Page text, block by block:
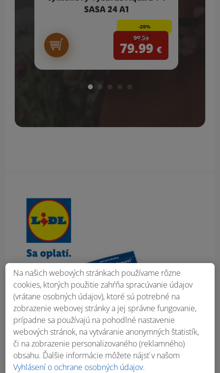
SASA 24 A1
-20%
99.99
79.99 €
Na našich webových stránkach používame rôzne
cookies, ktorých použitie zahŕňa spracúvanie údajov
(vrátane osobných údajov), ktoré sú potrebné na
zobrazenie webovej stránky a jej správne fungovanie,
prípadne sa používajú na pohodlné nastavenie
webových stránok, na vytváranie anonymných štatistík,
či na zobrazenie personalizovaného (reklamného)
obsahu. Ďalšie informácie môžete nájsť v našom
Vyhlásení o ochrane osobných údajov.